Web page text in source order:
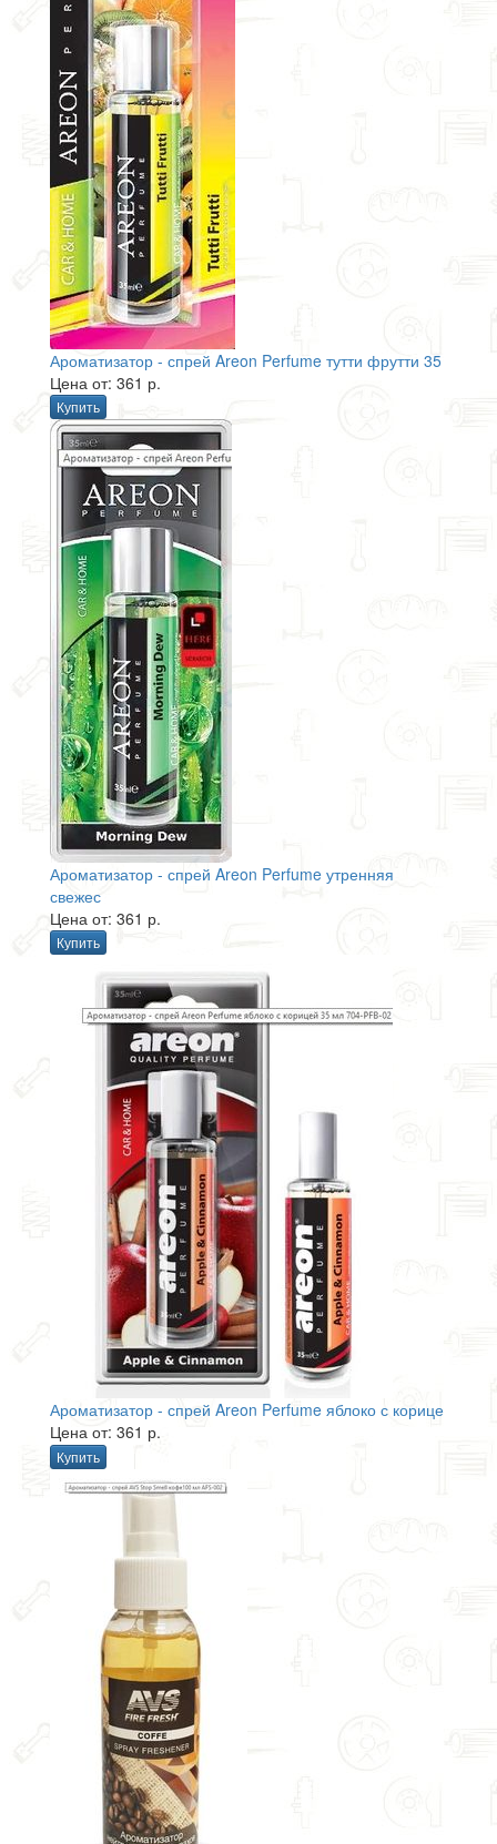
Ароматизатор - спрей Areon Perfume тутти фрутти 35
Цена от: 361 р.
Купить
Ароматизатор - спрей Areon Perfume утренняя
свежес
Цена от: 361 р.
Купить
Ароматизатор - спрей Areon Perfume яблоко с корице
Цена от: 361 р.
Купить